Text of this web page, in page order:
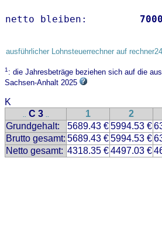
netto bleiben:
ausführlicher Lohnsteuerrechner auf
1: die Jahresbeträge beziehen sich auf die
Sachsen-Anhalt 2025
K
.. C 3 .. 1 2
Grundgehalt:
5689.43 €5994.53 €
Brutto gesamt: 5689.43 €5994.53 €
Netto gesamt: 4318.35 €4497.03 €